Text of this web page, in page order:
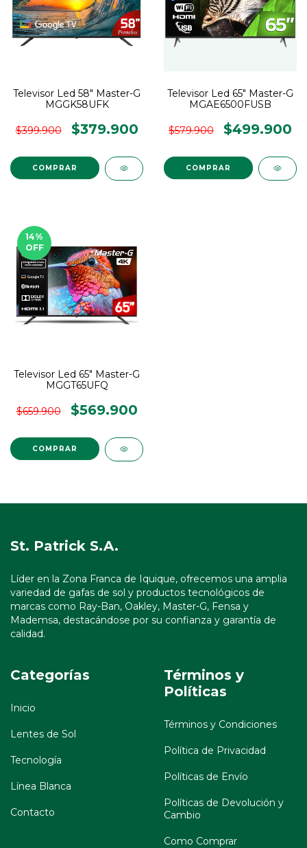
Televisor Led 58" Master-G
MGGK58UFK
$399.900 $379.900
Televisor Led 65" Master-G
MGAE6500FUSB
$579.900 $499.900
14%
OFF
Televisor Led 65" Master-G
MGGT65UFQ
$659.900 $569.900
St. Patrick S.A.
Líder en la Zona Franca de Iquique, ofrecemos una amplia
variedad de gafas de sol y productos tecnológicos de
marcas como Ray-Ban, Oakley, Master-G, Fensa y
Mademsa, destacándose por su confianza y garantía de
calidad.
Categorías
Inicio
Lentes de Sol
Tecnología
Línea Blanca
Contacto
Términos y
Políticas
Términos y Condiciones
Política de Privacidad
Políticas de Envío
Políticas de Devolución y
Cambio
Como Comprar